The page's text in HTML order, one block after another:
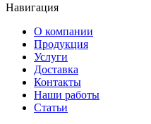
Навигация
О компании
Продукция
Услуги
Доставка
Контакты
Наши работы
Статьи